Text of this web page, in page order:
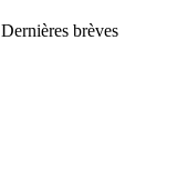
Dernières brèves